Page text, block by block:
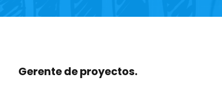
Gerente de proyectos.